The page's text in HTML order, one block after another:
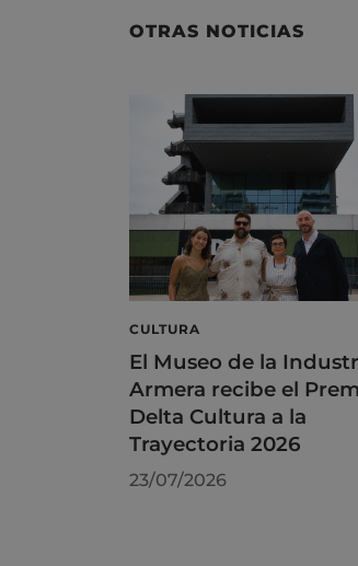
OTRAS NOTICIAS
CULTURA
El Museo de la
Armera recibe el
Delta Cultura a la
Trayectoria 2026
23/07/2026